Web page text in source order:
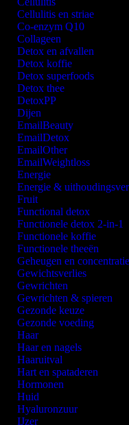
Cellulitis en striae
Co-enzym Q10
Collageen
Detox en afvallen
Detox koffie
Detox superfoods
Detox thee
DetoxPP
Dijen
EmailBeauty
EmailDetox
EmailOther
EmailWeightloss
Energie
Energie &
Fruit
Functional detox
Functionele detox 2-in-1
Functionele koffie
Functionele theeën
Geheugen en concentratie
Gewichtsverlies
Gewrichten
Gewrichten & spieren
Gezonde keuze
Gezonde voeding
Haar
Haar en nagels
Haaruitval
Hart en spataderen
Hormonen
Huid
Hyaluronzuur
IJzer